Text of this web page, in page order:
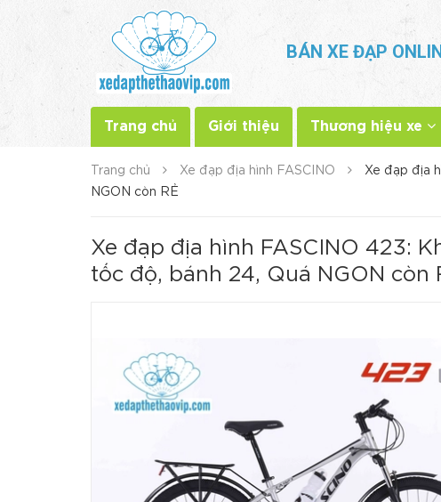
BÁN XE ĐẠP
Trang chủ Giới thiệu Thương hiệu xe
Trang chủ Xe đạp địa hình FASCINO
Xe đạp địa
NGON còn RẺ
Xe đạp địa hình FASCINO 423:
tốc độ, bánh 24, Quá NGON còn